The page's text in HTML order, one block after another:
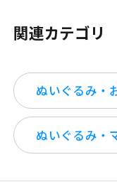
関連カテゴリ
ぬいぐるみ・
ぬいぐるみ・